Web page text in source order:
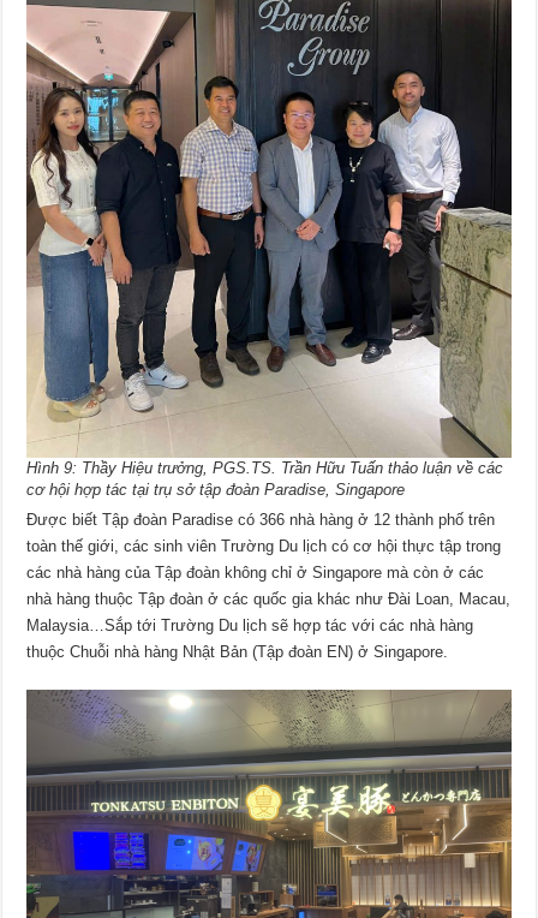
Hình 9: Thầy Hiệu trưởng, PGS.TS. Trần Hữu Tuấn thảo luận về các
cơ hội hợp tác tại trụ sở tập đoàn Paradise, Singapore
Được biết Tập đoàn Paradise có 366 nhà hàng ở 12 thành phố trên
toàn thế giới, các sinh viên Trường Du lịch có cơ hội thực tập trong
các nhà hàng của Tập đoàn không chỉ ở Singapore mà còn ở các
nhà hàng thuộc Tập đoàn ở các quốc gia khác như Đài Loan, Macau,
Malaysia…Sắp tới Trường Du lịch sẽ hợp tác với các nhà hàng
thuộc Chuỗi nhà hàng Nhật Bản (Tập đoàn EN) ở Singapore.